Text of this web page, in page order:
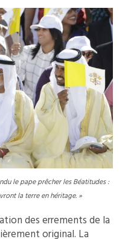
le pape prêcher les Béatitudes :
la terre en héritage. »
des errements de la
original. La